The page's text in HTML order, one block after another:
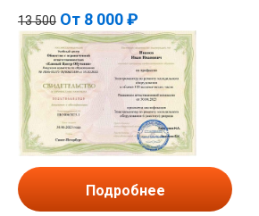
13 500 От 8 000 ₽
Подробнее